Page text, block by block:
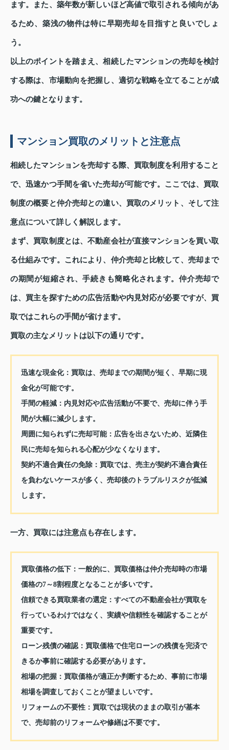
ます。また、築年数が新しいほど高値で取引される傾向があ
るため、築浅の物件は特に早期売却を目指すと良いでしょ
う。
以上のポイントを踏まえ、相続したマンションの売却を検討
する際は、市場動向を把握し、適切な戦略を立てることが成
功への鍵となります。
マンション買取のメリットと注意点
相続したマンションを売却する際、買取制度を利用すること
で、迅速かつ手間を省いた売却が可能です。ここでは、買取
制度の概要と仲介売却との違い、買取のメリット、そして注
意点について詳しく解説します。
まず、買取制度とは、不動産会社が直接マンションを買い取
る仕組みです。これにより、仲介売却と比較して、売却まで
の期間が短縮され、手続きも簡略化されます。仲介売却で
は、買主を探すための広告活動や内見対応が必要ですが、買
取ではこれらの手間が省けます。
買取の主なメリットは以下の通りです。
迅速な現金化： 買取は、売却までの期間が短く、早期に現
金化が可能です。
手間の軽減： 内見対応や広告活動が不要で、売却に伴う手
間が大幅に減少します。
周囲に知られずに売却可能： 広告を出さないため、近隣住
民に売却を知られる心配が少なくなります。
契約不適合責任の免除： 買取では、売主が契約不適合責任
を負わないケースが多く、売却後のトラブルリスクが低減
します。
一方、買取には注意点も存在します。
買取価格の低下： 一般的に、買取価格は仲介売却時の市場
価格の7～8割程度となることが多いです。
信頼できる買取業者の選定： すべての不動産会社が買取を
行っているわけではなく、実績や信頼性を確認することが
重要です。
ローン残債の確認： 買取価格で住宅ローンの残債を完済で
きるか事前に確認する必要があります。
相場の把握： 買取価格が適正か判断するため、事前に市場
相場を調査しておくことが望ましいです。
リフォームの不要性： 買取では現状のままの取引が基本
で、売却前のリフォームや修繕は不要です。